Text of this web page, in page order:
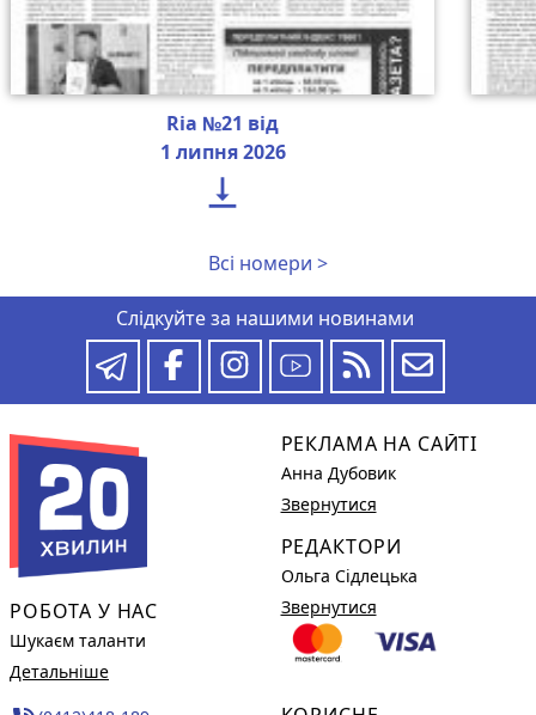
Ria №21 від
1 липня 2026

Всі номери >
Слідкуйте за нашими новинами
РОБОТА У НАС
Шукаєм таланти
Детальніше
РЕКЛАМА НА САЙТІ
Анна Дубовик
Звернутися
РЕДАКТОРИ
Ольга Сідлецька
Звернутися